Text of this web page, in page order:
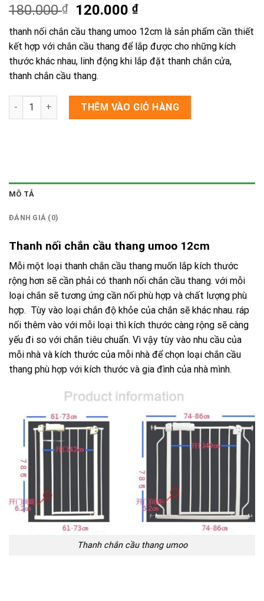
180.000₫
Giá
gốc
là:
180.000 ₫.
120.000₫Giá
hiện
tại
là:
120.000 ₫.
thanh nối chắn cầu thang umoo 12cm là sản phẩm cần thiết
kết hợp với chắn cầu thang để lắp được cho những kích
thước khác nhau, linh động khi lắp đặt thanh chắn cửa,
thanh chắn cầu thang.
thanh nối chắn cầu thang umoo 12cm số lượng
THÊM VÀO GIỎ HÀNG
MÔ TẢ
ĐÁNH GIÁ (0)
Thanh nối chắn cầu thang umoo 12cm
Mỗi một loại thanh chắn cầu thang muốn lắp kích thước
rộng hơn sẽ cần phải có thanh nối chắn cầu thang. với mỗi
loại chắn sẽ tương ứng cần nối phù hợp và chất lượng phù
hợp. Tùy vào loại chắn độ khỏe của chắn sẽ khác nhau. ráp
nối thêm vào với mỗi loại thì kích thước càng rộng sẽ càng
yếu đi so với chắn tiêu chuẩn. Vì vậy tùy vào nhu cầu của
mỗi nhà và kích thước của mỗi nhà để chọn loại chắn cầu
thang phù hợp với kích thước và gia đình của nhà mình.
Thanh chắn cầu thang umoo